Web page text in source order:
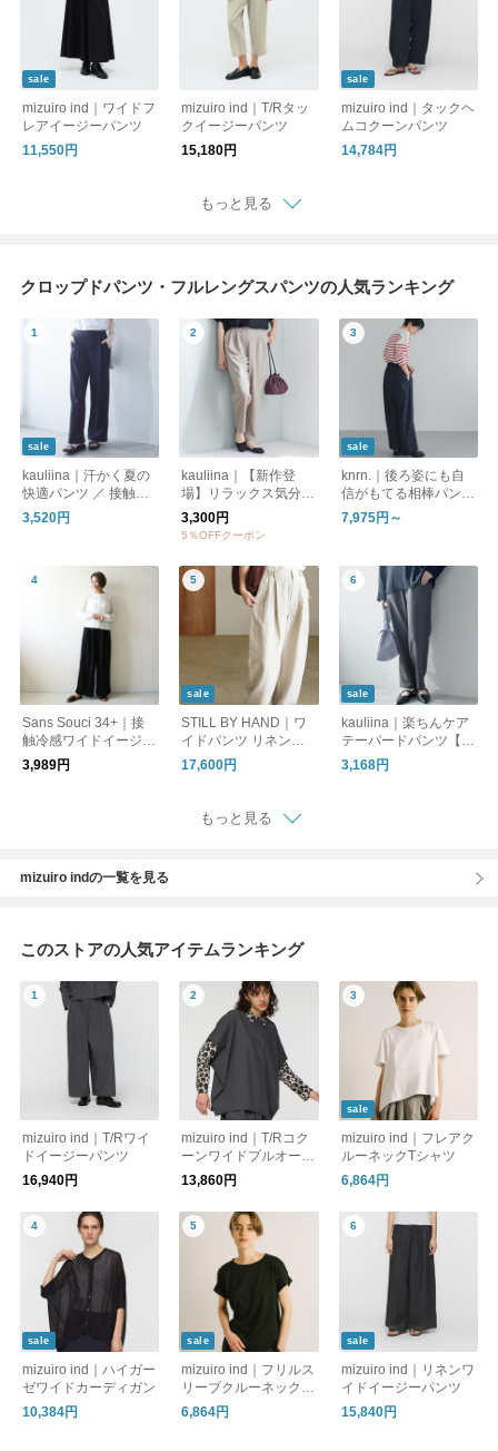
sale
mizuiro ind｜ワイドフ
レアイージーパンツ
11,550円
mizuiro ind｜T/Rタッ
クイージーパンツ
15,180円
sale
mizuiro ind｜タックヘ
ムコクーンパンツ
14,784円
もっと見る
クロップドパンツ・フルレングスパンツの人気ランキング
sale
kauliina｜汗かく夏の
快適パンツ ／ 接触冷
感 持続消臭 UVカット
スピードクリーン リ
3,520円
kauliina｜【新作登
場】リラックス気分で
穿ける テーパード ス
トレッチパンツ ／ ジ
3,300円
5％OFFクーポン
sale
knrn.｜後ろ姿にも自
信がもてる相棒パンツ
【インスタライブ紹
介】
7,975円～
Sans Souci 34+｜接
触冷感ワイドイージー
パンツ スリット入り
3,989円
sale
STILL BY HAND｜ワ
イドパンツ リネンパ
ンツ タックパンツ PT
01262WM スティルバ
17,600円
sale
kauliina｜楽ちんケア
テーパードパンツ【セ
ットアップ対応】【送
料無料】
3,168円
もっと見る
mizuiro indの一覧を見る
このストアの人気アイテムランキング
mizuiro ind｜T/Rワイ
ドイージーパンツ
16,940円
mizuiro ind｜T/Rコク
ーンワイドプルオーバ
ー
13,860円
sale
mizuiro ind｜フレアク
ルーネックTシャツ
6,864円
sale
mizuiro ind｜ハイガー
ゼワイドカーディガン
10,384円
sale
mizuiro ind｜フリルス
リーブクルーネックプ
ルオーバー
6,864円
sale
mizuiro ind｜リネンワ
イドイージーパンツ
15,840円